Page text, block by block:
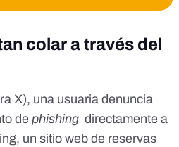
colar a través del
X), una usuaria denuncia
de phishing directamente a
un sitio web de reservas